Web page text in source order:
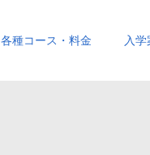
各種コース・料金 入学